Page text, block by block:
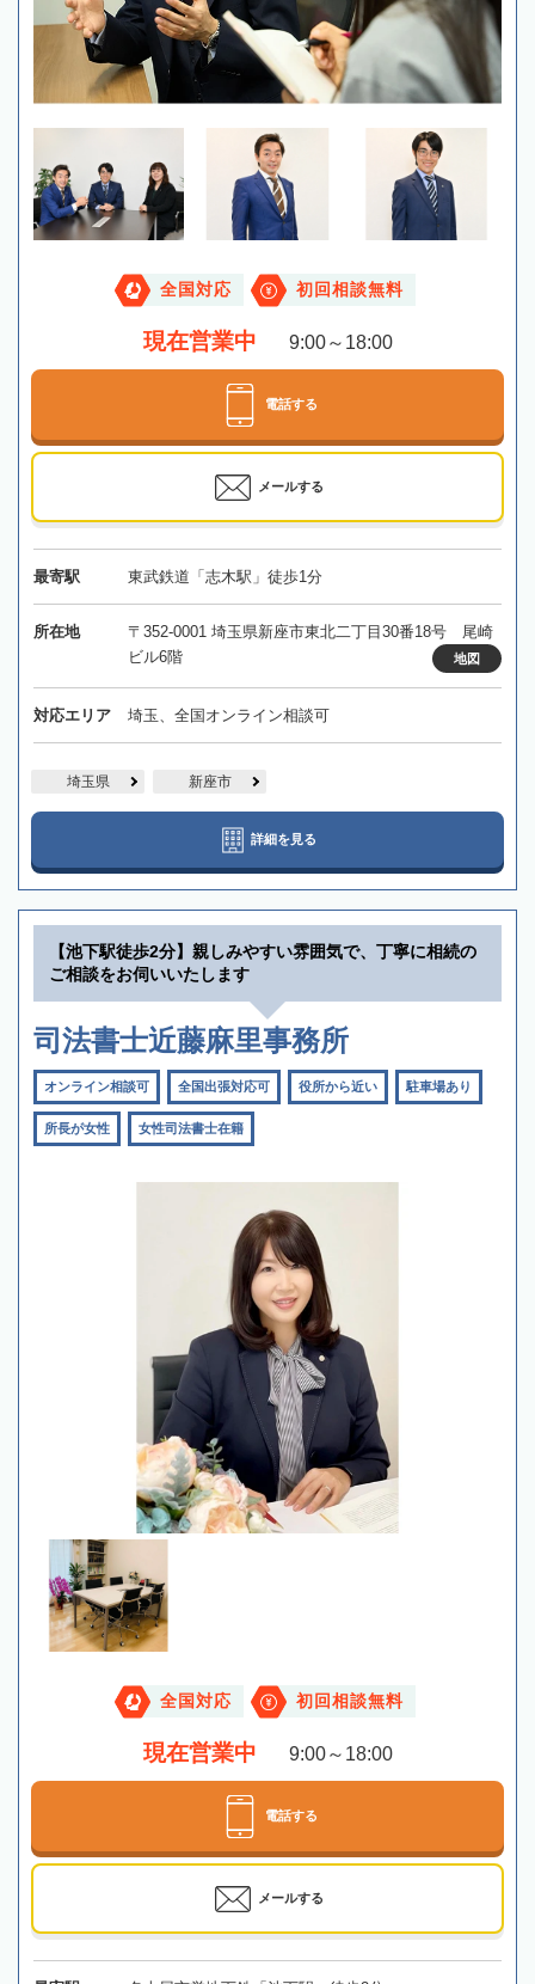
全国対応 初回相談無料
現在営業中 9:00～18:00
電話する
メールする
最寄駅 東武鉄道「志木駅」徒歩1分
所在地
〒352-0001 埼玉県新座市東北二丁目30番18号 尾崎
ビル6階
地図
対応エリア 埼玉、全国オンライン相談可
埼玉県 新座市
詳細を見る
【池下駅徒歩2分】親しみやすい雰囲気で、丁寧に相続の
ご相談をお伺いいたします
司法書士近藤麻里事務所
オンライン相談可 全国出張対応可 役所から近い 駐車場あり
所長が女性 女性司法書士在籍
全国対応 初回相談無料
現在営業中 9:00～18:00
電話する
メールする